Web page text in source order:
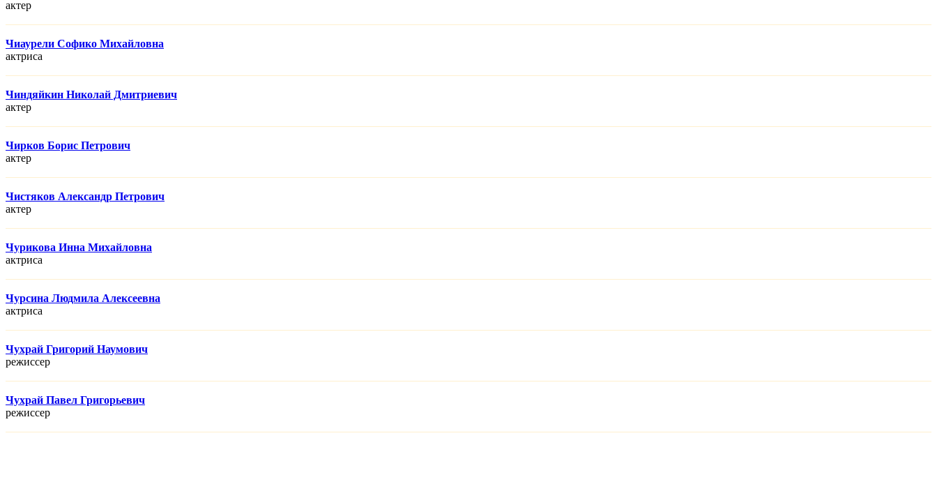
актер
Чиаурели Софико Михайловна
актриса
Чиндяйкин Николай Дмитриевич
актер
Чирков Борис Петрович
актер
Чистяков Александр Петрович
актер
Чурикова Инна Михайловна
актриса
Чурсина Людмила Алексеевна
актриса
Чухрай Григорий Наумович
режисcер
Чухрай Павел Григорьевич
режисcер